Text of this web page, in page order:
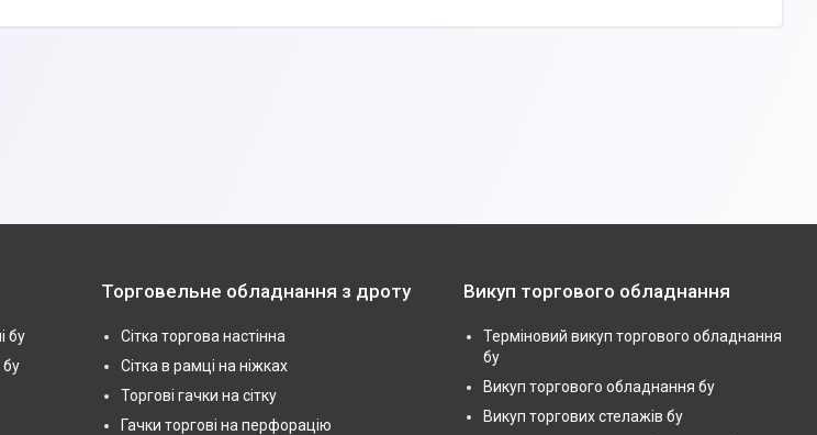
бу
бу
Торговельне обладнання з дроту
Сітка торгова настінна
Сітка в рамці на ніжках
Торгові гачки на сітку
Гачки торгові на перфорацію
Викуп торгового обладнання
Терміновий викуп торгового обладнання
бу
Викуп торгового обладнання бу
Викуп торгових стелажів бу